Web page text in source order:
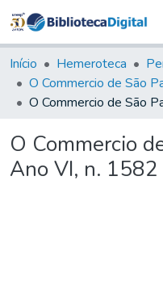
Início Hemeroteca
O Commercio de São
O Commercio
Ano VI, n. 1582